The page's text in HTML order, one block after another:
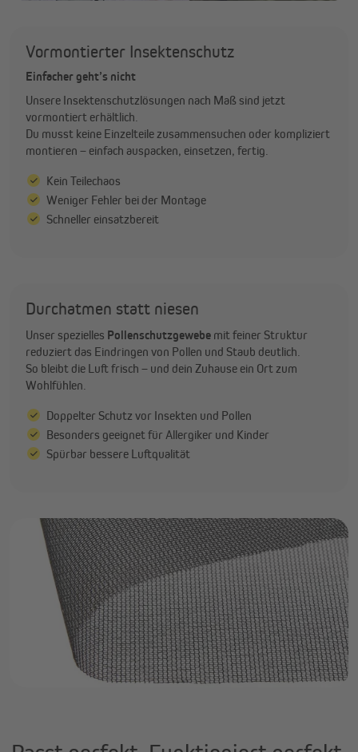
Vormontierter Insektenschutz
Einfacher geht’s nicht
Unsere Insektenschutzlösungen nach Maß sind jetzt
vormontiert erhältlich.
Du musst keine Einzelteile zusammensuchen oder kompliziert
montieren – einfach auspacken, einsetzen, fertig.
Kein Teilechaos
Weniger Fehler bei der Montage
Schneller einsatzbereit
Durchatmen statt niesen
Unser spezielles Pollenschutzgewebe mit feiner Struktur
reduziert das Eindringen von Pollen und Staub deutlich.
So bleibt die Luft frisch – und dein Zuhause ein Ort zum
Wohlfühlen.
Doppelter Schutz vor Insekten und Pollen
Besonders geeignet für Allergiker und Kinder
Spürbar bessere Luftqualität